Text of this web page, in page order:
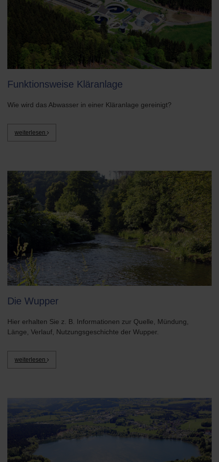
Funktionsweise Kläranlage
Wie wird das Abwasser in einer Kläranlage gereinigt?
weiterlesen
Die Wupper
Hier erhalten Sie z. B. Informationen zur Quelle, Mündung,
Länge, Verlauf, Nutzungsgeschichte der Wupper.
weiterlesen